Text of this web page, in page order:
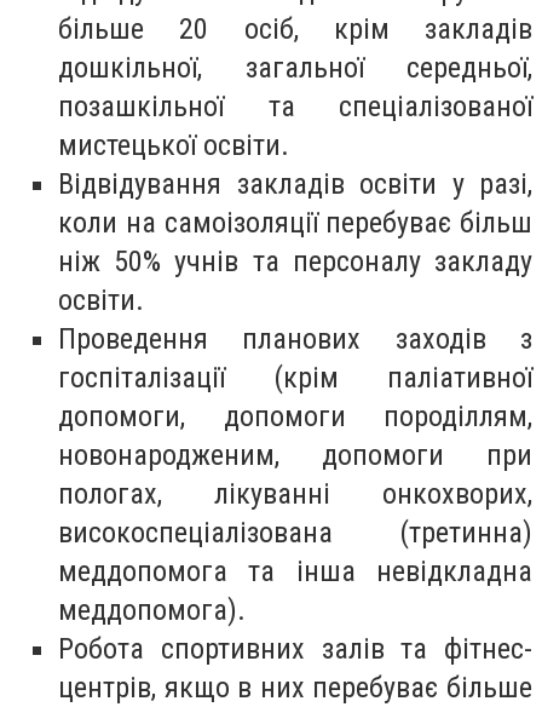
більше 20 осіб, крім закладів
дошкільної, загальної середньої,
позашкільної та спеціалізованої
мистецької освіти.
Відвідування закладів освіти у разі,
коли на самоізоляції перебуває більш
ніж 50% учнів та персоналу закладу
освіти.
Проведення планових заходів з
госпіталізації (крім паліативної
допомоги, допомоги породіллям,
новонародженим, допомоги при
пологах, лікуванні онкохворих,
високоспеціалізована (третинна)
меддопомога та інша невідкладна
меддопомога).
Робота спортивних залів та фітнес-
центрів, якщо в них перебуває більше